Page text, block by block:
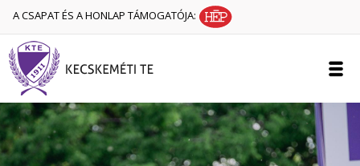
A CSAPAT ÉS A HONLAP TÁMOGATÓJA: